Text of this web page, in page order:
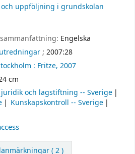
uppföljning i grundskolan
Engelska
; 2007:28
: Fritze, 2007
cm
och lagstiftning -- Sverige
Kunskapskontroll -- Sverige
( 2 )